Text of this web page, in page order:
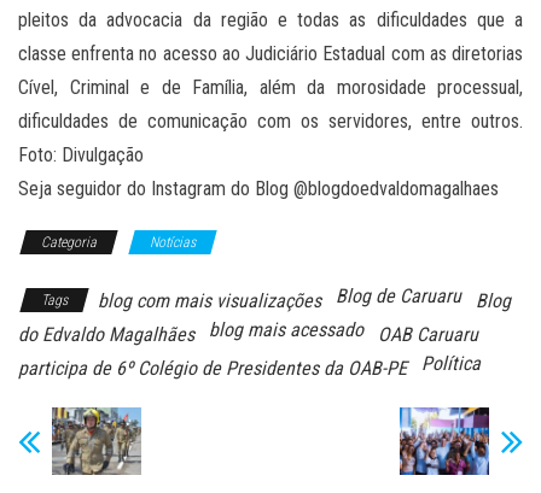
pleitos da advocacia da região e todas as dificuldades que a
classe enfrenta no acesso ao Judiciário Estadual com as diretorias
Cível, Criminal e de Família, além da morosidade processual,
dificuldades de comunicação com os servidores, entre outros.
Foto: Divulgação
Seja seguidor do Instagram do Blog @blogdoedvaldomagalhaes
Categoria Notícias
Tags blog com mais visualizações Blog de Caruaru
Blog
do Edvaldo Magalhães
blog mais acessado
OAB Caruaru
participa de 6º Colégio de Presidentes da OAB-PE
Política